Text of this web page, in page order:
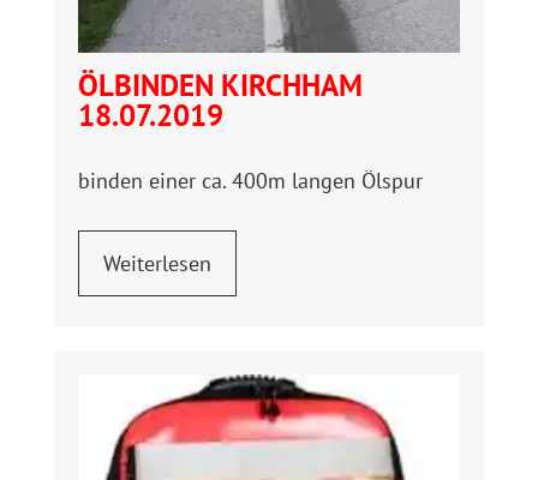
ÖLBINDEN KIRCHHAM
18.07.2019
binden einer ca. 400m langen Ölspur
Weiterlesen